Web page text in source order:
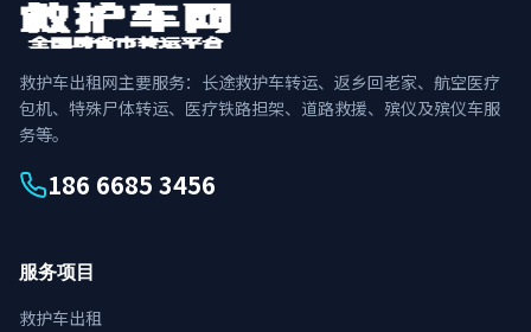
救护车出租网主要服务：长途救护车转运、返乡回老家、航空医疗
包机、特殊尸体转运、医疗铁路担架、道路救援、殡仪及殡仪车服
务等。
186 6685 3456
服务项目
救护车出租